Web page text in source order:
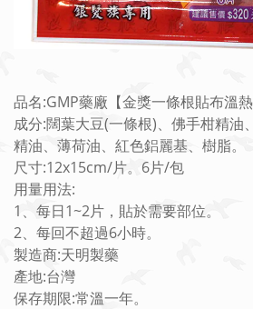
品名:GMP藥廠【金獎一條根貼布溫
成分:闊葉大豆(一條根)、佛手柑精油
精油、薄荷油、紅色鋁麗基、樹脂。
尺寸:12x15cm/片。6片/包
用量用法:
1、每日1~2片，貼於需要部位。
2、每回不超過6小時。
製造商:天明製藥
產地:台灣
保存期限:常溫一年。